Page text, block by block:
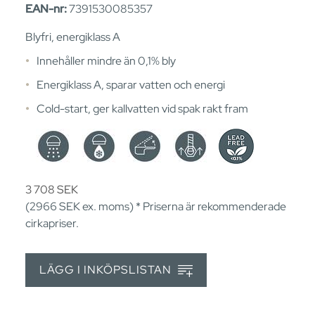
EAN-nr:7391530085357
Blyfri, energiklass A
Innehåller mindre än 0,1% bly
Energiklass A, sparar vatten och energi
Cold-start, ger kallvatten vid spak rakt fram
3 708SEK
(2966SEKex. moms) * Priserna är rekommenderade
cirkapriser.
LÄGG I INKÖPSLISTAN